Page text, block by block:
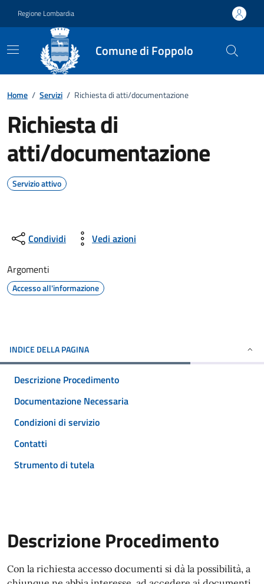
Regione Lombardia
Comune di Foppolo
Home / Servizi / Richiesta di atti/documentazione
Richiesta di
atti/documentazione
Servizio attivo
Condividi Vedi azioni
Argomenti
Accesso all'informazione
INDICE DELLA PAGINA
Descrizione Procedimento
Documentazione Necessaria
Condizioni di servizio
Contatti
Strumento di tutela
Descrizione Procedimento
Con la richiesta accesso documenti si dà la possibilità, a